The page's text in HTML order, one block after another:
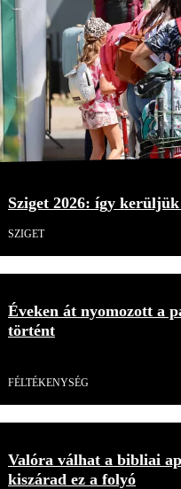
Sziget 2026: így
SZIGET
Éveken át nyomozott a
történt
FÉLTÉKENYSÉG
Valóra válhat a bibliai
kiszárad ez a folyó